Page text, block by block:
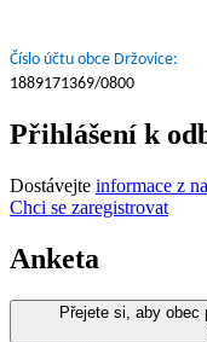
Číslo účtu obce Držovice:
1889171369/0800
Přihlášení k
Dostávejte informace z
Chci se zaregistrovat
Anketa
Přejete si, aby obec